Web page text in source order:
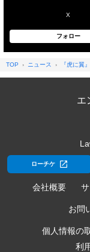
X
フォロー
TOP ニュース 『虎に翼
エ
ローチケ
会社概要
お問
個人情報の
利